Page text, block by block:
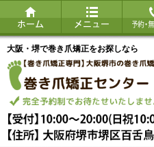
大阪・堺で巻き爪矯正をお探しなら